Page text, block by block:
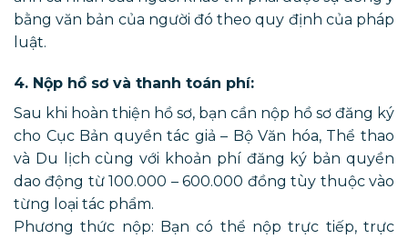
bằng văn bản của người đó theo quy định của pháp
luật.
4. Nộp hồ sơ và thanh toán phí:
Sau khi hoàn thiện hồ sơ, bạn cần nộp hồ sơ đăng ký
cho Cục Bản quyền tác giả – Bộ Văn hóa, Thể thao
và Du lịch cùng với khoản phí đăng ký bản quyền
dao động từ 100.000 – 600.000 đồng tùy thuộc vào
từng loại tác phẩm.
Phương thức nộp: Bạn có thể nộp trực tiếp, trực